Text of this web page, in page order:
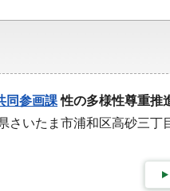
同参画課性の多様性尊重推
さいたま市浦和区高砂三丁